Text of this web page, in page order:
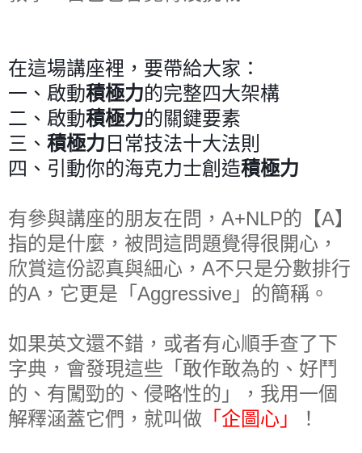
在這場講座裡，要帶給大家：
一、啟動積極力的完整四大架構
二、啟動積極力的關鍵要素
三、 積極力日常技法十大法則
四、引動你的海克力士創造積極力
有參與講座的朋友在問，A+NLP的【A】
指的是什麼，被問這問題覺得很開心，
欣賞這份認真與細心，A不只是分數排行
的A，它更是「Aggressive」的簡稱。
如果英文還不錯，或者有心順手查了下
字典，會發現這些「敢作敢為的、好鬥
的、有闖勁的、侵略性的」，我用一個
解釋涵蓋它們，就叫做 「企圖心」 ！